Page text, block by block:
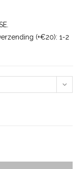
(+€20): 1-2